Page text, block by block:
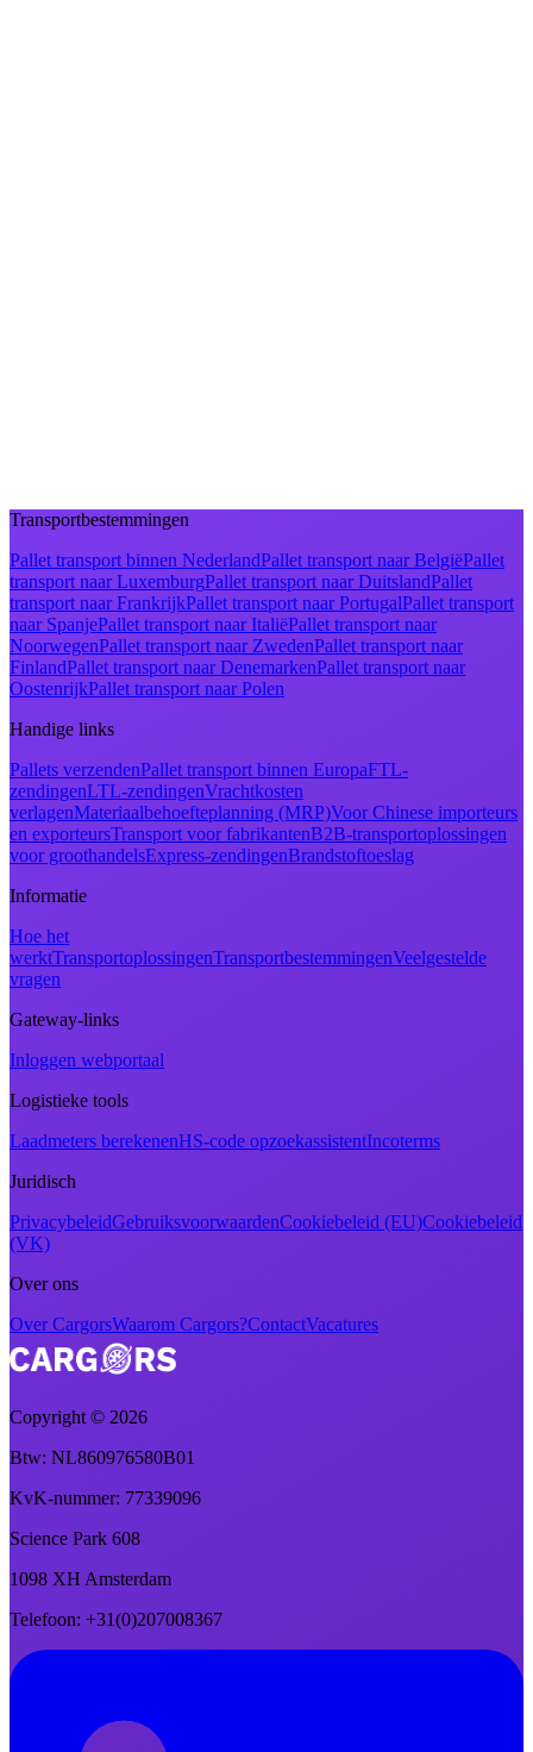
Transportbestemmingen
Pallet transport binnen NederlandPallet transport naar BelgiëPallet
transport naar LuxemburgPallet transport naar DuitslandPallet
transport naar FrankrijkPallet transport naar PortugalPallet transport
naar SpanjePallet transport naar ItaliëPallet transport naar
NoorwegenPallet transport naar ZwedenPallet transport naar
FinlandPallet transport naar DenemarkenPallet transport naar
OostenrijkPallet transport naar Polen
Handige links
Pallets verzendenPallet transport binnen EuropaFTL-
zendingenLTL-zendingenVrachtkosten
verlagenMateriaalbehoefteplanning (MRP)Voor Chinese importeurs
en exporteursTransport voor fabrikantenB2B-transportoplossingen
voor groothandelsExpress-zendingenBrandstoftoeslag
Informatie
Hoe het
werktTransportoplossingenTransportbestemmingenVeelgestelde
vragen
Gateway-links
Inloggen webportaal
Logistieke tools
Laadmeters berekenenHS-code opzoekassistentIncoterms
Juridisch
PrivacybeleidGebruiksvoorwaardenCookiebeleid (EU)Cookiebeleid
(VK)
Over ons
Over CargorsWaarom Cargors?ContactVacatures
Copyright © 2026
Btw: NL860976580B01
KvK-nummer: 77339096
Science Park 608
1098 XH Amsterdam
Telefoon: +31(0)207008367